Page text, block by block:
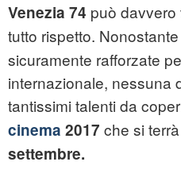
Venezia 74 può
tutto rispetto.
sicuramente rafforzate
internazionale, nessuna
tantissimi talenti da
cinema 2017 che si
settembre.